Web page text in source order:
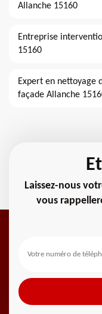
Allanche 15160
Entreprise
15160
Expert en nettoyage
façade Allanche
Laissez-nous
vous